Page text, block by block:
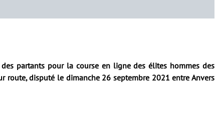
partants pour la course en ligne des élites hommes des
route, disputé le dimanche 26 septembre 2021 entre Anvers